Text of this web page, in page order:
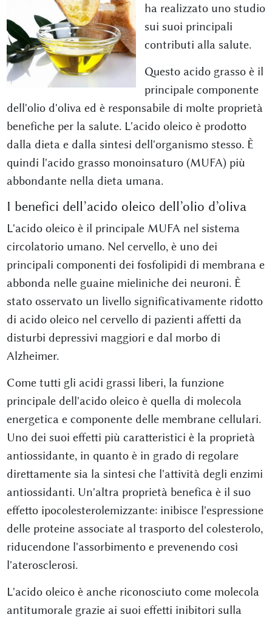
ha realizzato uno studio
sui suoi principali
contributi alla salute.
Questo acido grasso è il
principale componente
dell'olio d'oliva ed è responsabile di molte proprietà
benefiche per la salute. L'acido oleico è prodotto
dalla dieta e dalla sintesi dell'organismo stesso. È
quindi l'acido grasso monoinsaturo (MUFA) più
abbondante nella dieta umana.
I benefici dell’acido oleico dell’olio d’oliva
L'acido oleico è il principale MUFA nel sistema
circolatorio umano. Nel cervello, è uno dei
principali componenti dei fosfolipidi di membrana e
abbonda nelle guaine mieliniche dei neuroni. È
stato osservato un livello significativamente ridotto
di acido oleico nel cervello di pazienti affetti da
disturbi depressivi maggiori e dal morbo di
Alzheimer.
Come tutti gli acidi grassi liberi, la funzione
principale dell'acido oleico è quella di molecola
energetica e componente delle membrane cellulari.
Uno dei suoi effetti più caratteristici è la proprietà
antiossidante, in quanto è in grado di regolare
direttamente sia la sintesi che l'attività degli enzimi
antiossidanti. Un'altra proprietà benefica è il suo
effetto ipocolesterolemizzante: inibisce l'espressione
delle proteine associate al trasporto del colesterolo,
riducendone l'assorbimento e prevenendo così
l'aterosclerosi.
L'acido oleico è anche riconosciuto come molecola
antitumorale grazie ai suoi effetti inibitori sulla